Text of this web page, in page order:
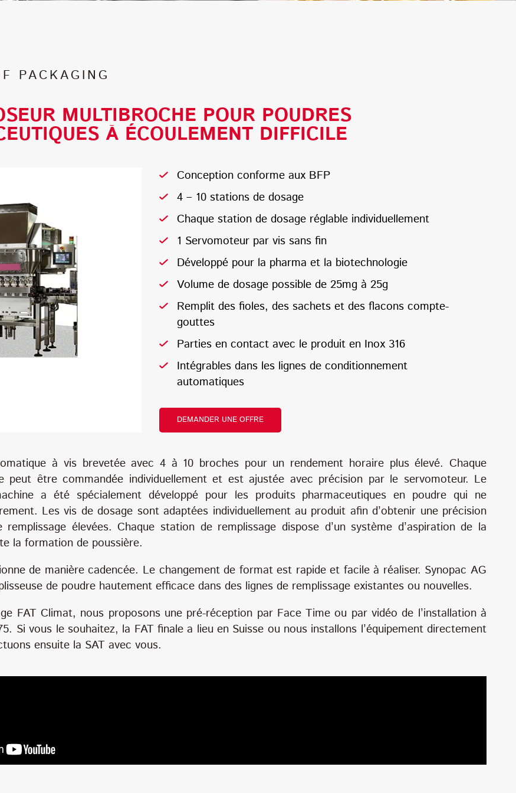
PACKAGING
MULTIBROCHE POUR POUDRES
À ÉCOULEMENT DIFFICILE
Conception conforme aux BFP
4 – 10 stations de dosage
Chaque station de dosage réglable individuellement
1 Servomoteur par vis sans fin
Développé pour la pharma et la biotechnologie
Volume de dosage possible de 25mg à 25g
Remplit des fioles, des sachets et des flacons compte-
gouttes
Parties en contact avec le produit en Inox 316
Intégrables dans les lignes de conditionnement
automatiques
DEMANDER UNE OFFRE
à vis brevetée avec 4 à 10 broches pour un rendement horaire plus élevé. Chaque
peut être commandée individuellement et est ajustée avec précision par le servomoteur. Le
a été spécialement développé pour les produits pharmaceutiques en poudre qui ne
Les vis de dosage sont adaptées individuellement au produit afin d’obtenir une précision
élevées. Chaque station de remplissage dispose d’un système d’aspiration de la
la formation de poussière.
de manière cadencée. Le changement de format est rapide et facile à réaliser. Synopac AG
de poudre hautement efficace dans des lignes de remplissage existantes ou nouvelles.
FAT Climat, nous proposons une pré-réception par Face Time ou par vidéo de l’installation à
Si vous le souhaitez, la FAT finale a lieu en Suisse ou nous installons l’équipement directement
ensuite la SAT avec vous.